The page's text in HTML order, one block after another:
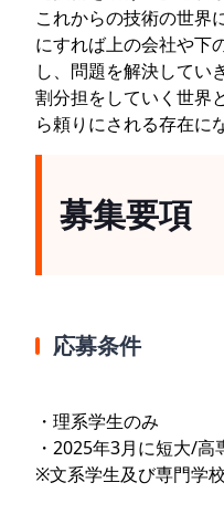
これからの技術の世界
にすれば上の会社や下
し、問題を解決してい
割分担をしていく世界
ら頼りにされる存在に
募集要項
応募条件
・理系学生のみ
・2025年3月に短大/
※文系学生及び専門学